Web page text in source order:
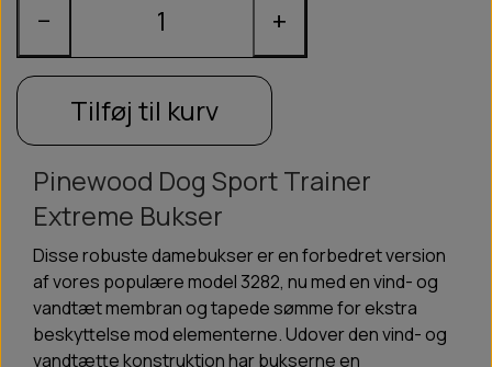
− +
Tilføj til kurv
Pinewood Dog Sport Trainer
Extreme Bukser
Disse robuste damebukser er en forbedret version
af vores populære model 3282, nu med en vind- og
vandtæt membran og tapede sømme for ekstra
beskyttelse mod elementerne. Udover den vind- og
vandtætte konstruktion har bukserne en